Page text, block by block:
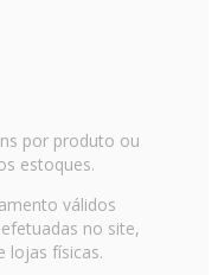
por produto ou
estoques.
válidos
no site,
lojas físicas.